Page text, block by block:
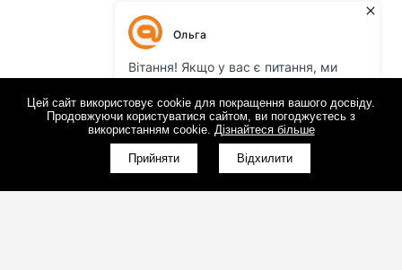
Цей сайт використовує cookie для покращення вашого досвіду.
Продовжуючи користуватися сайтом, ви погоджуєтесь з
використанням cookie. Дізнайтеся більше
Прийняти Відхилити